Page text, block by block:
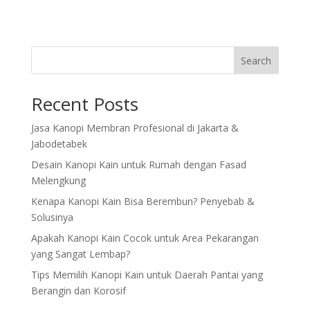
Search
Recent Posts
Jasa Kanopi Membran Profesional di Jakarta &
Jabodetabek
Desain Kanopi Kain untuk Rumah dengan Fasad
Melengkung
Kenapa Kanopi Kain Bisa Berembun? Penyebab &
Solusinya
Apakah Kanopi Kain Cocok untuk Area Pekarangan
yang Sangat Lembap?
Tips Memilih Kanopi Kain untuk Daerah Pantai yang
Berangin dan Korosif